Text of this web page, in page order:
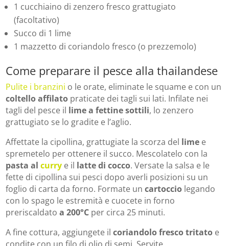
1 cucchiaino di zenzero fresco grattugiato
(facoltativo)
Succo di 1 lime
1 mazzetto di coriandolo fresco (o prezzemolo)
Come preparare il pesce alla thailandese
Pulite i branzini o le orate, eliminate le squame e con un
coltello affilato praticate dei tagli sui lati. Infilate nei
tagli del pesce il lime a fettine sottili, lo zenzero
grattugiato se lo gradite e l’aglio.
Affettate la cipollina, grattugiate la scorza del lime e
spremetelo per ottenere il succo. Mescolatelo con la
pasta alcurry e il latte di cocco. Versate la salsa e le
fette di cipollina sui pesci dopo averli posizioni su un
foglio di carta da forno. Formate uncartoccio legando
con lo spago le estremità e cuocete in forno
preriscaldatoa 200°C per circa 25 minuti.
A fine cottura, aggiungete ilcoriandolo fresco tritato e